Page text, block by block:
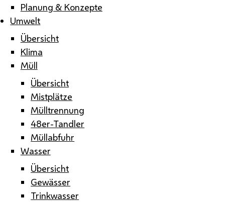
Planung & Konzepte
Umwelt
Übersicht
Klima
Müll
Übersicht
Mistplätze
Mülltrennung
48er-Tandler
Müllabfuhr
Wasser
Übersicht
Gewässer
Trinkwasser